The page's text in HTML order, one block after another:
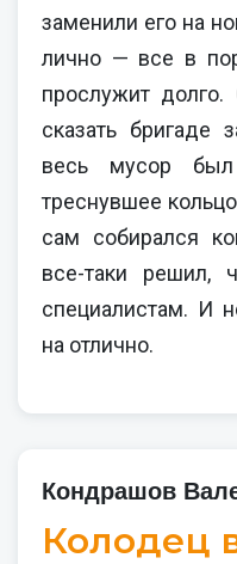
заменили его на
лично — все в
прослужит долго.
сказать бригаде
весь мусор
треснувшее
сам собирался
все-таки решил,
специалистам. И
на отлично.
Кондрашов
Колодец